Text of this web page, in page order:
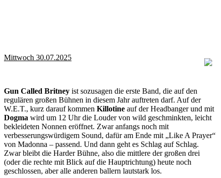
Mittwoch 30.07.2025
Gun Called Britney ist sozusagen die erste Band, die auf den
regulären großen Bühnen in diesem Jahr auftreten darf. Auf der
W.E.T., kurz darauf kommen Killotine auf der Headbanger und mit
Dogma wird um 12 Uhr die Louder von wild geschminkten, leicht
bekleideten Nonnen eröffnet. Zwar anfangs noch mit
verbesserungswürdigem Sound, dafür am Ende mit „Like A Prayer“
von Madonna – passend. Und dann geht es Schlag auf Schlag.
Zwar bleibt die Harder Bühne, also die mittlere der großen drei
(oder die rechte mit Blick auf die Hauptrichtung) heute noch
geschlossen, aber alle anderen ballern lautstark los.